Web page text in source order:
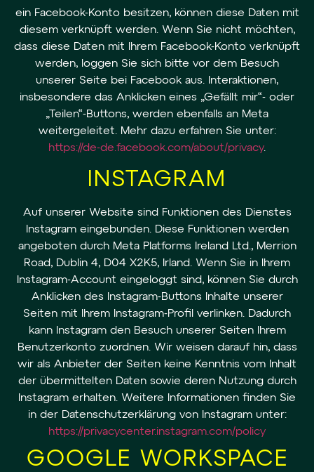
ein Facebook-Konto besitzen, können diese Daten mit
diesem verknüpft werden. Wenn Sie nicht möchten,
dass diese Daten mit Ihrem Facebook-Konto verknüpft
werden, loggen Sie sich bitte vor dem Besuch
unserer Seite bei Facebook aus. Interaktionen,
insbesondere das Anklicken eines „Gefällt mir“- oder
„Teilen“-Buttons, werden ebenfalls an Meta
weitergeleitet. Mehr dazu erfahren Sie unter:
https://de-de.facebook.com/about/privacy.
INSTAGRAM
Auf unserer Website sind Funktionen des Dienstes
Instagram eingebunden. Diese Funktionen werden
angeboten durch Meta Platforms Ireland Ltd., Merrion
Road, Dublin 4, D04 X2K5, Irland. Wenn Sie in Ihrem
Instagram-Account eingeloggt sind, können Sie durch
Anklicken des Instagram-Buttons Inhalte unserer
Seiten mit Ihrem Instagram-Profil verlinken. Dadurch
kann Instagram den Besuch unserer Seiten Ihrem
Benutzerkonto zuordnen. Wir weisen darauf hin, dass
wir als Anbieter der Seiten keine Kenntnis vom Inhalt
der übermittelten Daten sowie deren Nutzung durch
Instagram erhalten. Weitere Informationen finden Sie
in der Datenschutzerklärung von Instagram unter:
https://privacycenter.instagram.com/policy
GOOGLE WORKSPACE